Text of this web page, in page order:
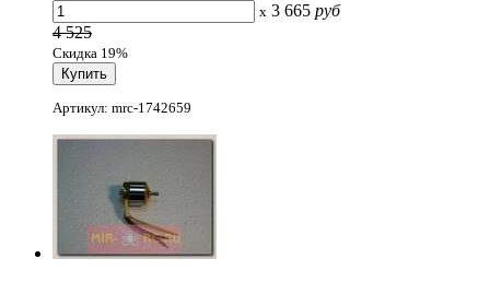
x 3 665 руб
4 525
Скидка 19%
Артикул: mrc-1742659